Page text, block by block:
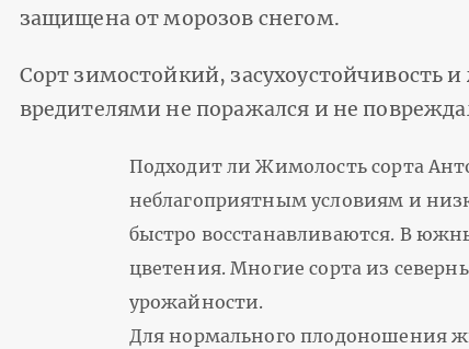
защищена от морозов снегом.
Сорт зимостойкий, засухоустойчивость
вредителями не поражался и не
Подходит ли Жимолость сорта
неблагоприятным условиям и
быстро восстанавливаются. В
цветения. Многие сорта из
урожайности.
Для нормального плодоношения